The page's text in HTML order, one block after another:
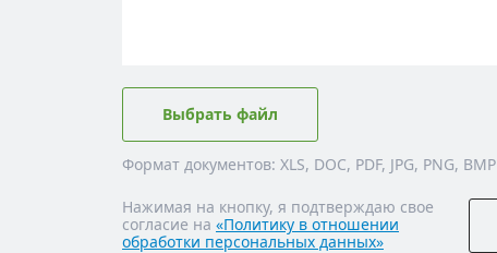
Выбрать файл
Формат документов: XLS, DOC, PDF, JPG, PNG, BMP
Нажимая на кнопку, я подтверждаю свое
согласие на «Политику в отношении
обработки персональных данных»